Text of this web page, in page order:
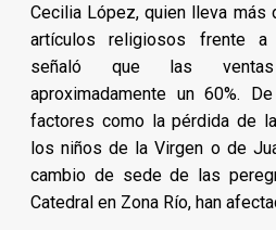
Cecilia López, quien lleva más
artículos religiosos frente a
señaló que las
aproximadamente un 60%.
factores como la pérdida de
los niños de la Virgen o de
cambio de sede de las
Catedral en Zona Río, han